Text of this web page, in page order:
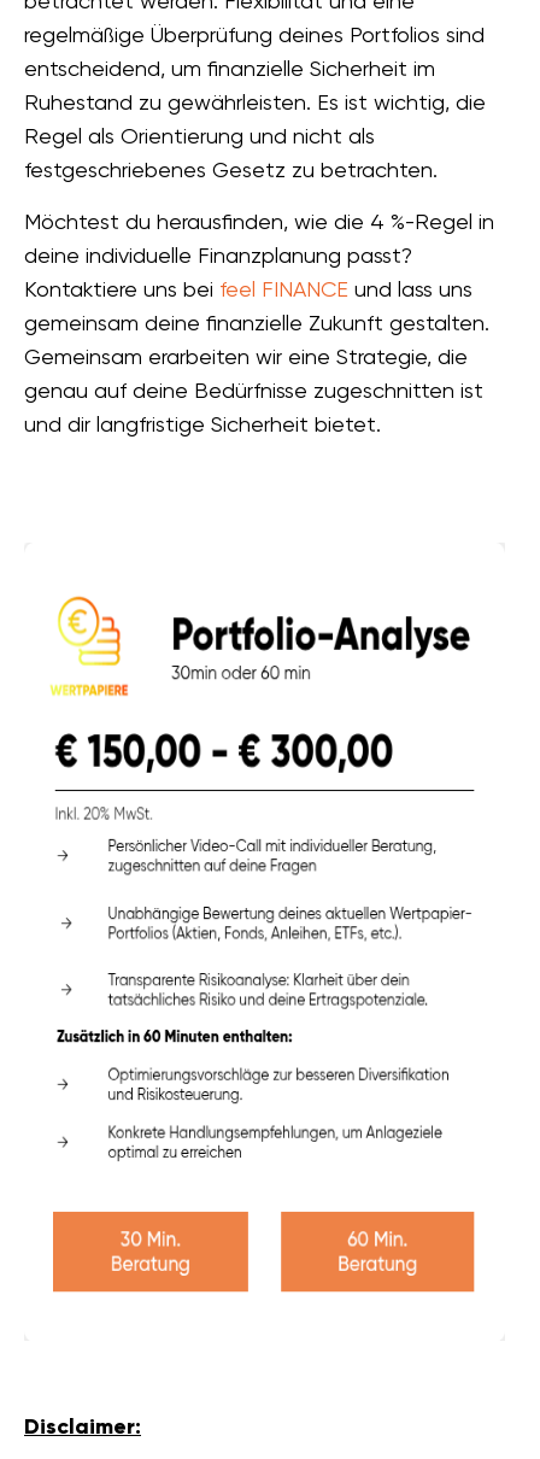
regelmäßige Überprüfung deines Portfolios sind
entscheidend, um finanzielle Sicherheit im
Ruhestand zu gewährleisten. Es ist wichtig, die
Regel als Orientierung und nicht als
festgeschriebenes Gesetz zu betrachten.
Möchtest du herausfinden, wie die 4 %-Regel in
deine individuelle Finanzplanung passt?
Kontaktiere uns bei feel FINANCE und lass uns
gemeinsam deine finanzielle Zukunft gestalten.
Gemeinsam erarbeiten wir eine Strategie, die
genau auf deine Bedürfnisse zugeschnitten ist
und dir langfristige Sicherheit bietet.
Disclaimer: